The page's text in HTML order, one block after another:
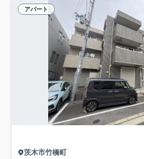
アパート
茨木市竹橋町